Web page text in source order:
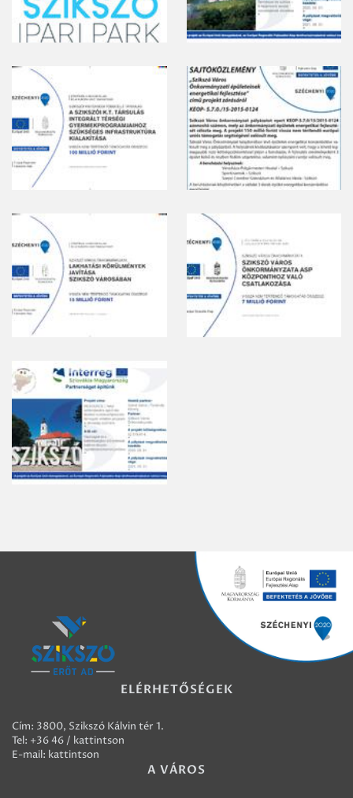
ELÉRHETŐSÉGEK
Cím: 3800, Szikszó Kálvin tér 1.
Tel: +36 46 / kattintson
E-mail: kattintson
A VÁROS